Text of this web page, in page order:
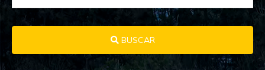
BUSCAR